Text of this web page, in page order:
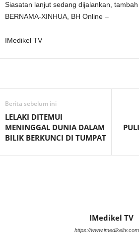
Siasatan lanjut sedang dijalankan,
BERNAMA-XINHUA, BH Online –
IMedikel TV
Berita sebelum ini
LELAKI DITEMUI
MENINGGAL DUNIA DALAM
BILIK BERKUNCI DI TUMPAT
IMedikel TV
https://